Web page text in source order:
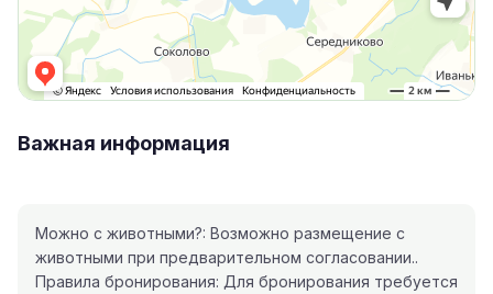
Важная информация
Можно с животными?: Возможно размещение с
животными при предварительном согласовании..
Правила бронирования: Для бронирования требуется